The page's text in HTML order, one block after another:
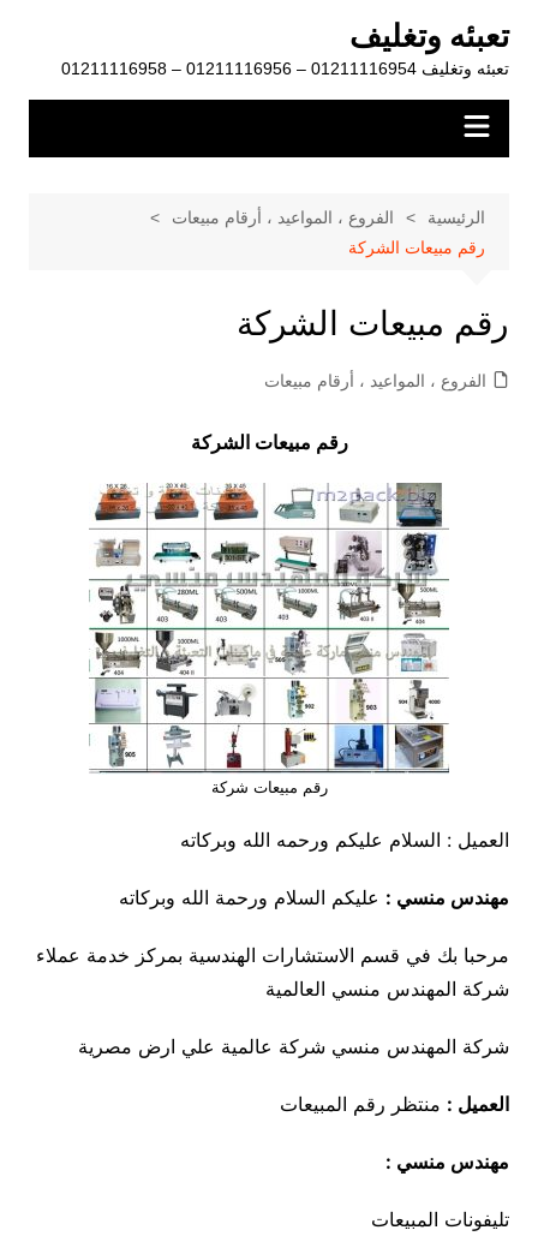
المحتوى
تعبئه وتغليف
تعبئه وتغليف 01211116954 – 01211116956 – 01211116958
الرئيسية
الفروع ، المواعيد ، أرقام مبيعات
رقم مبيعات الشركة
رقم مبيعات الشركة
الفروع ، المواعيد ، أرقام مبيعات
رقم مبيعات الشركة
رقم مبيعات شركة
العميل : السلام عليكم ورحمه الله وبركاته
مهندس منسي : عليكم السلام ورحمة الله وبركاته
مرحبا بك في قسم الاستشارات الهندسية بمركز خدمة عملاء
شركة المهندس منسي العالمية
شركة المهندس منسي شركة عالمية علي ارض مصرية
العميل : منتظر رقم المبيعات
مهندس منسي :
تليفونات المبيعات